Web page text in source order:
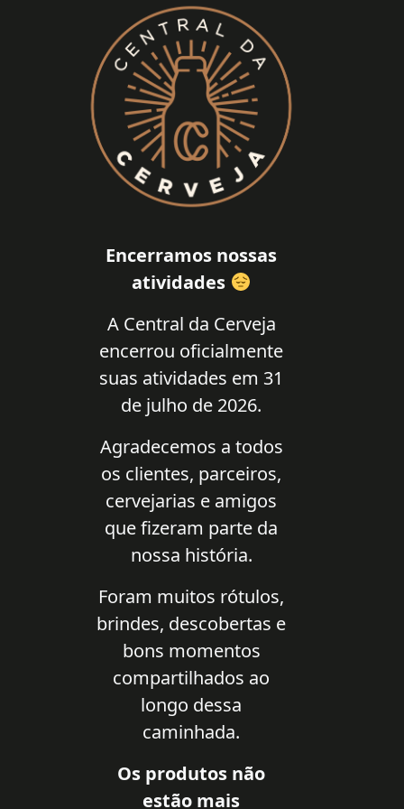
Encerramos nossas
atividades
A Central da Cerveja
encerrou oficialmente
suas atividades em 31
de julho de 2026.
Agradecemos a todos
os clientes, parceiros,
cervejarias e amigos
que fizeram parte da
nossa história.
Foram muitos rótulos,
brindes, descobertas e
bons momentos
compartilhados ao
longo dessa
caminhada.
Os produtos não
estão mais